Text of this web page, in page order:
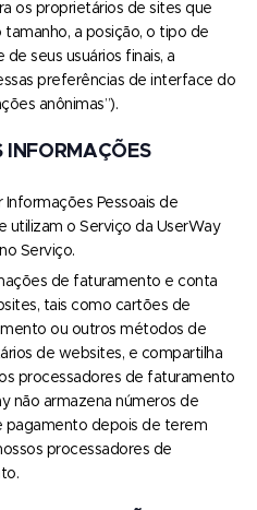
os proprietários de sites que
tamanho, a posição, o tipo de
seus usuários finais, a
preferências de interface do
anônimas”).
Pessoais de
utilizam o Serviço da UserWay
Serviço.
de faturamento e conta
tais como cartões de
ou outros métodos de
de websites, e compartilha
processadores de faturamento
não armazena números de
pagamento depois de terem
processadores de